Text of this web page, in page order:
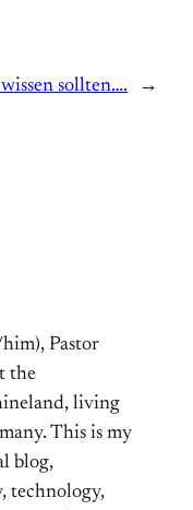
sollten….
→
Pastor
the
living
This is my
blog,
technology,